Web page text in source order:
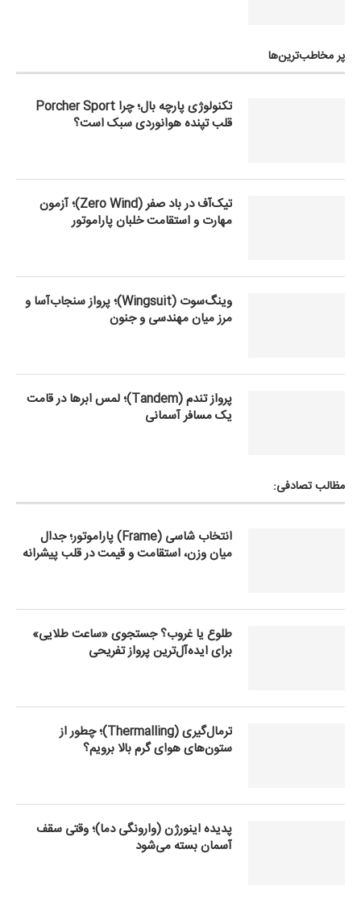
پر مخاطب‌ترین‌ها
تکنولوژی پارچه بال؛ چرا Porcher Sport
قلب تپنده هوانوردی سبک است؟
تیک‌آف در باد صفر (Zero Wind)؛ آزمون
مهارت و استقامت خلبان پاراموتور
وینگ‌سوت (Wingsuit)؛ پرواز سنجاب‌آسا و
مرز میان مهندسی و جنون
پرواز تندم (Tandem)؛ لمس ابرها در قامت
یک مسافر آسمانی
مظالب تصادفی:
انتخاب شاسی (Frame) پاراموتور؛ جدال
میان وزن، استقامت و قیمت در قلب پیشرانه
طلوع یا غروب؟ جستجوی «ساعت طلایی»
برای ایده‌آل‌ترین پرواز تفریحی
ترمال‌گیری (Thermalling)؛ چطور از
ستون‌های هوای گرم بالا برویم؟
پدیده اینورژن (وارونگی دما)؛ وقتی سقف
آسمان بسته می‌شود